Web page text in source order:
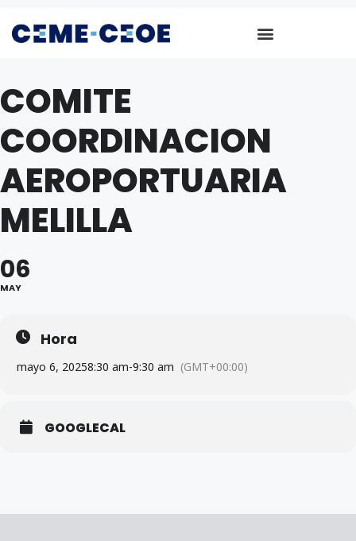
COMITE
COORDINACION
AEROPORTUARIA
MELILLA
06
MAY
Hora
mayo 6, 20258:30 am-9:30 am (GMT+00:00)
GOOGLECAL